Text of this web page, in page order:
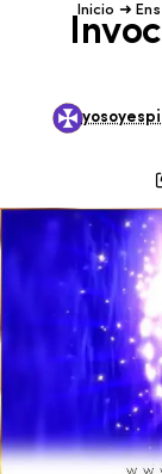
Inicio ➜